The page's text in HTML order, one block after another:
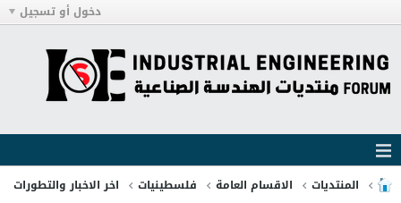
دخول أو تسجيل
المنتديات الاقسام العامة فلسطينيات اخر الاخبار والتطورات